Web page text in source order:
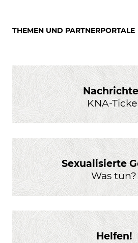
THEMEN UND PARTNERPORTALE
KNA-
Sexualisierte
Was tun?
Helfen!